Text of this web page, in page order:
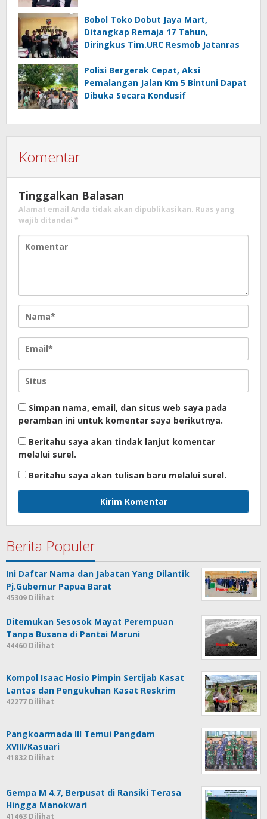
Bobol Toko Dobut Jaya Mart,
Ditangkap Remaja 17 Tahun,
Diringkus Tim.URC Resmob Jatanras
Polisi Bergerak Cepat, Aksi
Pemalangan Jalan Km 5 Bintuni Dapat
Dibuka Secara Kondusif
Komentar
Tinggalkan Balasan
Alamat email Anda tidak akan dipublikasikan. Ruas yang
wajib ditandai *
Simpan nama, email, dan situs web saya pada
peramban ini untuk komentar saya berikutnya.
Beritahu saya akan tindak lanjut komentar
melalui surel.
Beritahu saya akan tulisan baru melalui surel.
Berita Populer
Ini Daftar Nama dan Jabatan Yang Dilantik
Pj.Gubernur Papua Barat
45309 Dilihat
Ditemukan Sesosok Mayat Perempuan
Tanpa Busana di Pantai Maruni
44460 Dilihat
Kompol Isaac Hosio Pimpin Sertijab Kasat
Lantas dan Pengukuhan Kasat Reskrim
42277 Dilihat
Pangkoarmada III Temui Pangdam
XVIII/Kasuari
41832 Dilihat
Gempa M 4.7, Berpusat di Ransiki Terasa
Hingga Manokwari
41463 Dilihat